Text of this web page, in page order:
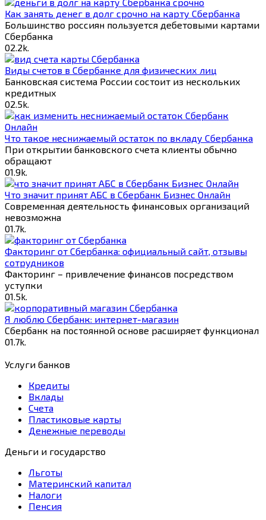
Как занять денег в долг срочно на карту Сбербанка
Большинство россиян пользуется дебетовыми картами
Сбербанка
02.2k.
Виды счетов в Сбербанке для физических лиц
Банковская система России состоит из нескольких
кредитных
02.5k.
Что такое неснижаемый остаток по вкладу Сбербанка
При открытии банковского счета клиенты обычно
обращают
01.9k.
Что значит принят АБС в Сбербанк Бизнес Онлайн
Современная деятельность финансовых организаций
невозможна
01.7k.
Факторинг от Cбербанка: официальный сайт, отзывы
сотрудников
Факторинг – привлечение финансов посредством
уступки
01.5k.
Я люблю Сбербанк: интернет-магазин
Сбербанк на постоянной основе расширяет функционал
01.7k.
Услуги банков
Кредиты
Вклады
Счета
Пластиковые карты
Денежные переводы
Деньги и государство
Льготы
Материнский капитал
Налоги
Пенсия